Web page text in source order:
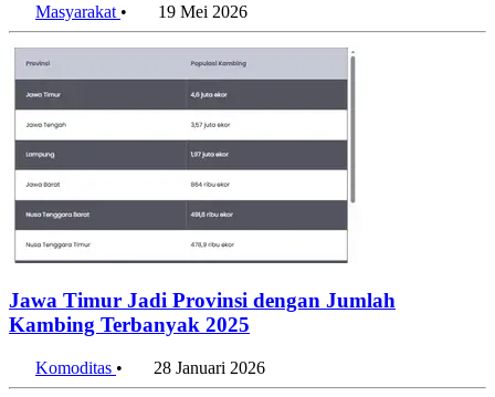
Masyarakat• 19 Mei 2026
Jawa Timur Jadi Provinsi dengan Jumlah
Kambing Terbanyak 2025
Komoditas• 28 Januari 2026